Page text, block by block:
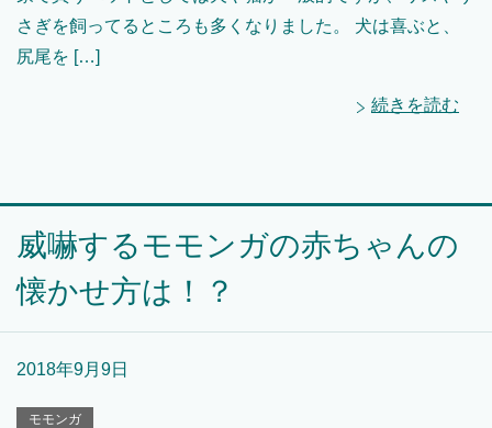
さぎを飼ってるところも多くなりました。 犬は喜ぶと、
尻尾を […]
続きを読む
威嚇するモモンガの赤ちゃんの
懐かせ方は！？
2018年9月9日
モモンガ